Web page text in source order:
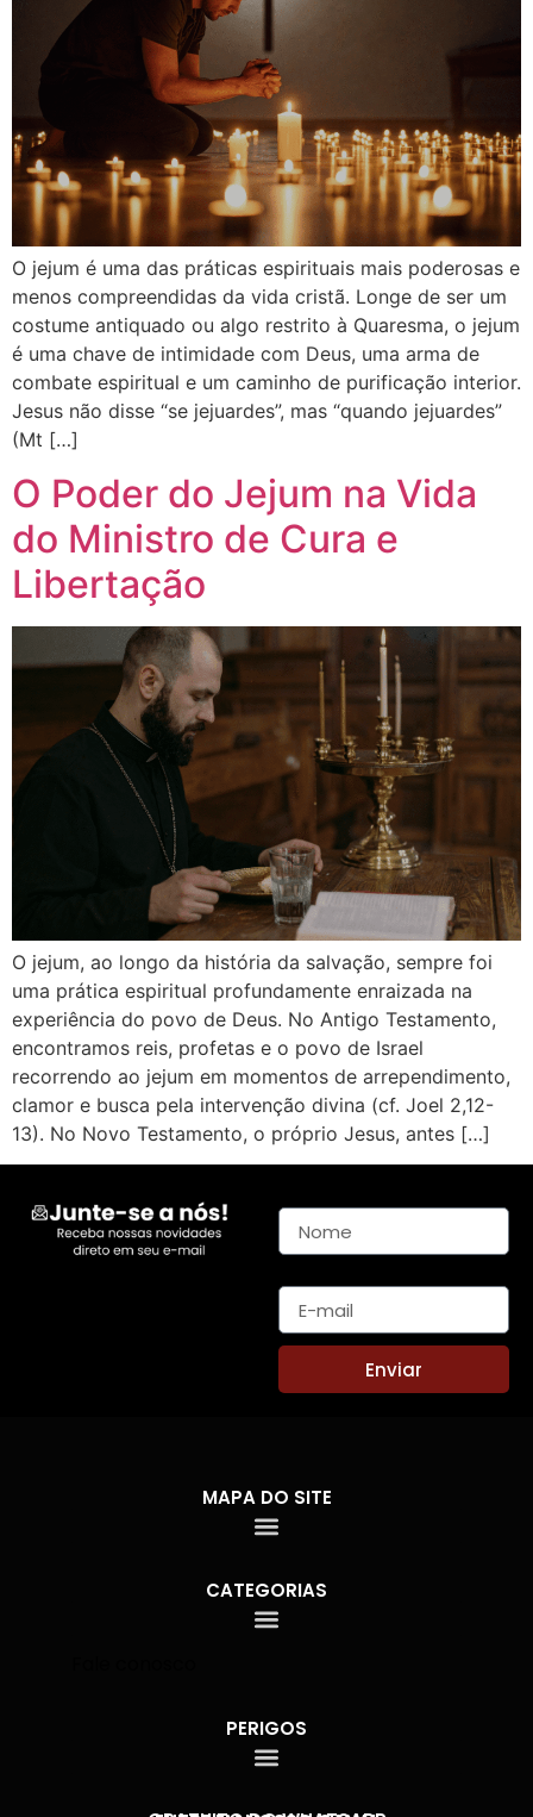
O jejum é uma das práticas espirituais mais poderosas e
menos compreendidas da vida cristã. Longe de ser um
costume antiquado ou algo restrito à Quaresma, o jejum
é uma chave de intimidade com Deus, uma arma de
combate espiritual e um caminho de purificação interior.
Jesus não disse “se jejuardes”, mas “quando jejuardes”
(Mt […]
O Poder do Jejum na Vida
do Ministro de Cura e
Libertação
O jejum, ao longo da história da salvação, sempre foi
uma prática espiritual profundamente enraizada na
experiência do povo de Deus. No Antigo Testamento,
encontramos reis, profetas e o povo de Israel
recorrendo ao jejum em momentos de arrependimento,
clamor e busca pela intervenção divina (cf. Joel 2,12-
13). No Novo Testamento, o próprio Jesus, antes […]
Enviar
MAPA DO SITE
CATEGORIAS
PERIGOS